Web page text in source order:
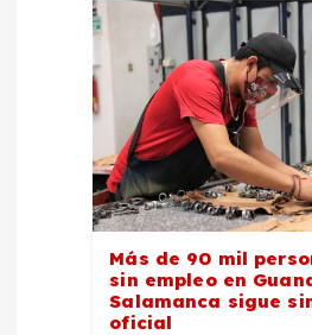
Más de 90 mil
sin empleo en
Salamanca sigue
oficial